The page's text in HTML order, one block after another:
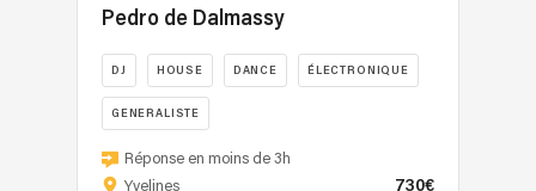
expérience
complète,
élégante
et
Fort
Pedro de Dalmassy
DJ HOUSE DANCE ÉLECTRONIQUE
GENERALISTE
DJ
depuis
Réponse en moins de 3h
Yvelines
730€